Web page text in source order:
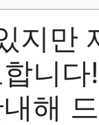
지만
니다
해